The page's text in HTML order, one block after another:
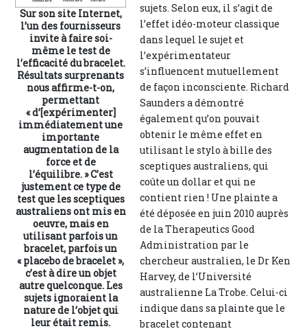
Sur son site Internet,
l’un des fournisseurs
invite à faire soi-
même le test de
l’efficacité du bracelet.
Résultats surprenants
nous affirme-t-on,
permettant
« d’[expérimenter]
immédiatement une
importante
augmentation de la
force et de
l’équilibre. » C’est
justement ce type de
test que les sceptiques
australiens ont mis en
oeuvre, mais en
utilisant parfois un
bracelet, parfois un
« placebo de bracelet »,
c’est à dire un objet
autre quelconque. Les
sujets ignoraient la
nature de l’objet qui
leur était remis.
sujets. Selon eux, il s’agit de
l’effet idéo-moteur classique
dans lequel le sujet et
l’expérimentateur
s’influencent mutuellement
de façon inconsciente. Richard
Saunders a démontré
également qu’on pouvait
obtenir le même effet en
utilisant le stylo à bille des
sceptiques australiens, qui
coûte un dollar et qui ne
contient rien ! Une plainte a
été déposée en juin 2010 auprès
de la Therapeutics Good
Administration par le
chercheur australien, le Dr Ken
Harvey, de l’Université
australienne La Trobe. Celui-ci
indique dans sa plainte que le
bracelet contenant